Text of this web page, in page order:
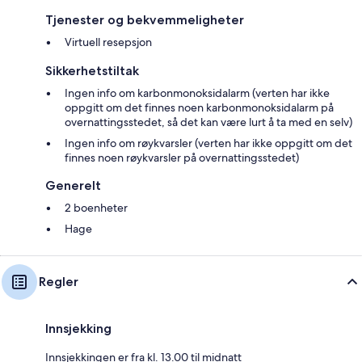
Tjenester og bekvemmeligheter
Virtuell resepsjon
Sikkerhetstiltak
Ingen info om karbonmonoksidalarm (verten har ikke
oppgitt om det finnes noen karbonmonoksidalarm på
overnattingsstedet, så det kan være lurt å ta med en selv)
Ingen info om røykvarsler (verten har ikke oppgitt om det
finnes noen røykvarsler på overnattingsstedet)
Generelt
2 boenheter
Hage
Regler
Innsjekking
Innsjekkingen er fra kl. 13.00 til midnatt